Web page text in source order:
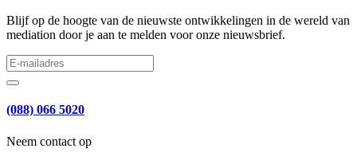
Blijf op de hoogte van de nieuwste ontwikkelingen in de wereld van
mediation door je aan te melden voor onze nieuwsbrief.
(088) 066 5020
Neem contact op